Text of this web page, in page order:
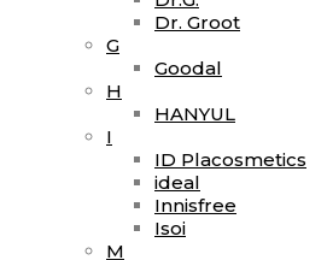
Dr. Groot
G
Goodal
H
HANYUL
I
ID Placosmetics
ideal
Innisfree
Isoi
M